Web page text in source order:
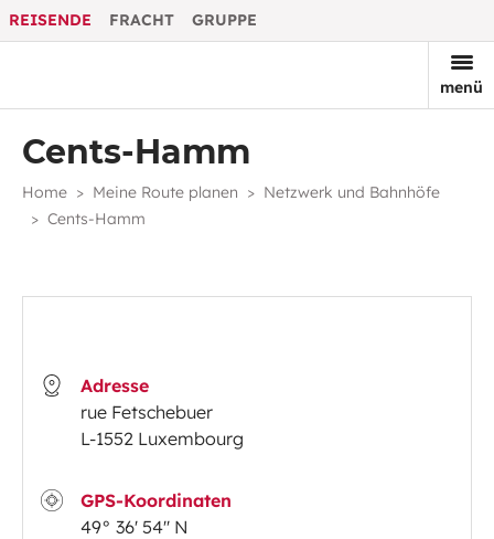
REISENDE FRACHT GRUPPE
menü
Cents-Hamm
Home Meine Route planen
Netzwerk und Bahnhöfe
Cents-Hamm
Adresse
rue Fetschebuer
L-1552 Luxembourg
GPS-Koordinaten
49° 36' 54'' N